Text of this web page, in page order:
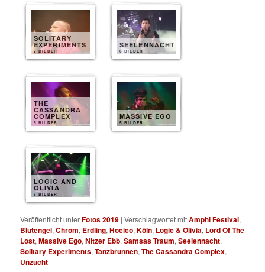
SOLITARY
EXPERIMENTS
7 BILDER
SEELENNACHT
6 BILDER
THE
CASSANDRA
COMPLEX
5 BILDER
MASSIVE EGO
5 BILDER
LOGIC AND
OLIVIA
5 BILDER
Veröffentlicht unterFotos 2019 |Verschlagwortet mitAmphi Festival,
Blutengel,Chrom, Erdling,Hocico,Köln, Logic & Olivia, Lord Of The
Lost,Massive Ego,Nitzer Ebb,Samsas Traum,Seelennacht,
Solitary Experiments,Tanzbrunnen,The Cassandra Complex,
Unzucht